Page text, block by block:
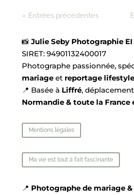
« Entrées précédentes
📸 Julie Seby Photographie EI
SIRET: 94901132400017
Photographe passionnée,
mariageet reportage
📍 Basée à Liffré,
Normandie & toute la France
Mentions légales
Ma vie est tout à fait fascinante
📍 Photographe de mariage